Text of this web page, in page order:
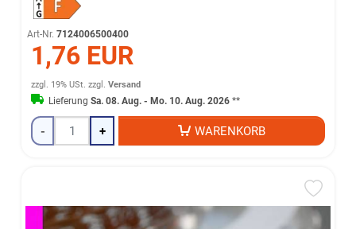
Art-Nr. 7124006500400
1,76 EUR
zzgl. 19% USt. zzgl.Versand
LieferungSa. 08. Aug. - Mo. 10. Aug. 2026 **
- + WARENKORB